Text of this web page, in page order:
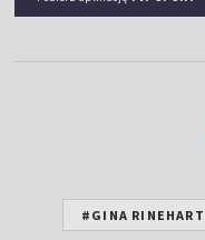
#GINA RINEHART